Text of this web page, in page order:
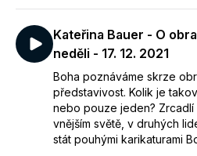
Kateřina Bauer - O
neděli - 17. 12. 2021
Boha poznáváme skrze
představivost. Kolik je
nebo pouze jeden?
vnějším světě, v druhých
stát pouhými karikaturami